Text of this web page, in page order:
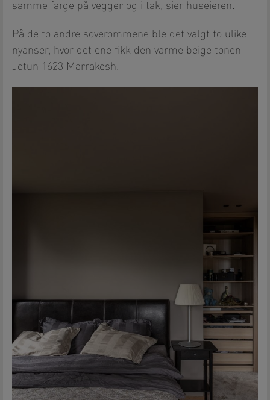
samme farge på vegger og i tak, sier huseieren.
På de to andre soverommene ble det valgt to ulike
nyanser, hvor det ene fikk den varme beige tonen
Jotun 1623 Marrakesh.